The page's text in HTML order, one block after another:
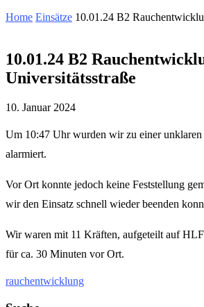
Home Einsätze 10.01.24 B2
10.01.24 B2
Universitätsstraße
10. Januar 2024
Um 10:47 Uhr wurden wir zu einer
alarmiert.
Vor Ort konnte jedoch keine Feststellung
wir den Einsatz schnell wieder beenden
Wir waren mit 11 Kräften, aufgeteilt auf
für ca. 30 Minuten vor Ort.
rauchentwicklung